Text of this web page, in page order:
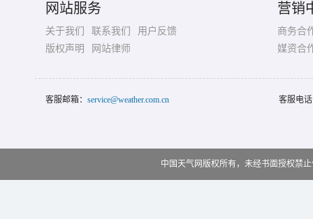
网站服务
关于我们 联系我们
用户反馈
版权声明
网站律师
营销
商务合
媒资合
客服邮箱： service@weather.com.cn 客服电
中国天气网版权所有，未经书面授权